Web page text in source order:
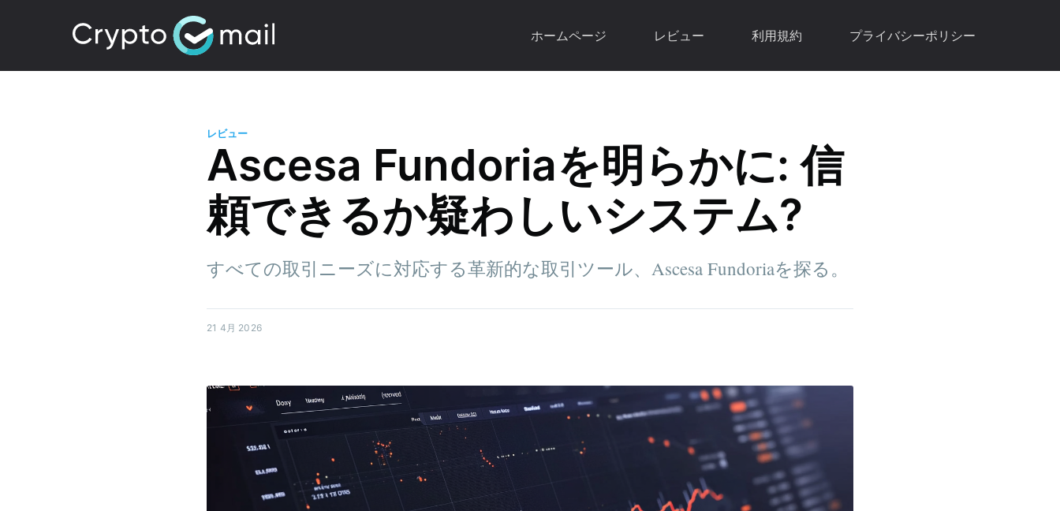
ホームページ レビュー 利用規約 プライバシーポリシー
レビュー
Ascesa Fundoriaを明らかに: 信
頼できるか疑わしいシステム?
すべての取引ニーズに対応する革新的な取引ツール、Ascesa Fundoriaを探る。
21 4月 2026